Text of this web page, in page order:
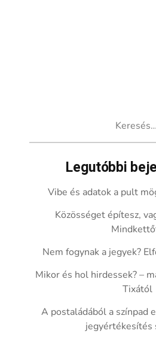
Legutóbbi
Vibe és adatok a pult
Közösséget építesz,
Nem fogynak a jegyek?
Mikor és hol hirdessek? –
Tixától
A postaládából a színpad
jegyértékesítés